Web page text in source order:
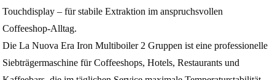
Touchdisplay – für stabile Extraktion im anspruchsvollen
Coffeeshop-Alltag.
Die La Nuova Era Iron Multiboiler 2 Gruppen ist eine professionelle
Siebträgermaschine für Coffeeshops, Hotels, Restaurants und